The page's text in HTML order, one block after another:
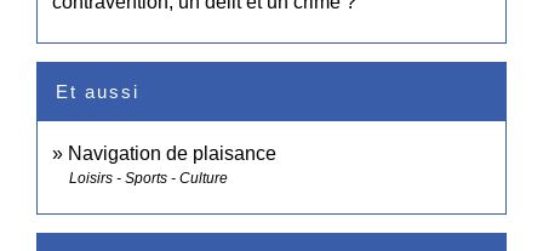
Et aussi
Navigation de plaisance
Loisirs - Sports - Culture